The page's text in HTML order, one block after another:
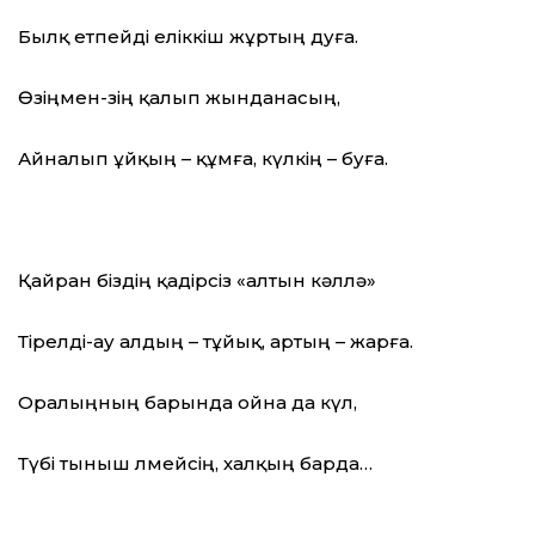
Былқ етпейді еліккіш жұртың дуға.
Өзіңмен-өзің қалып жынданасың,
Айналып ұйқың – құмға, күлкің – буға.
Қайран біздің қадірсіз «алтын кәллә»
Тірелді-ау алдың – тұйық, артың – жарға.
Оралыңның барында ойна да күл,
Түбі тыныш өлмейсің, халқың барда…